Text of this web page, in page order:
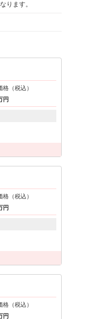
ります。
格（税込）
円
格（税込）
円
格（税込）
円